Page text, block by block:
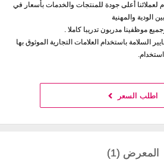
لعملائنا أعلى جودة للمنتجات والخدمات بأسعار في
الودية والمهنية
موظفينا مدربون تدريبا كاملا .
باستخدام العلامات التجارية الموثوق بها
اطلب السعر
المعرض (1)